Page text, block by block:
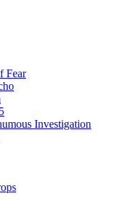
Fear
Investigation